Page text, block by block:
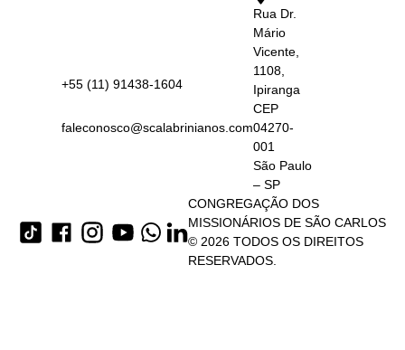
+55 (11) 91438-1604
faleconosco@scalabrinianos.com
Rua Dr.
Mário
Vicente,
1108,
Ipiranga
CEP
04270-
001
São Paulo
– SP
CONGREGAÇÃO DOS
MISSIONÁRIOS DE SÃO CARLOS
© 2026 TODOS OS DIREITOS
RESERVADOS.